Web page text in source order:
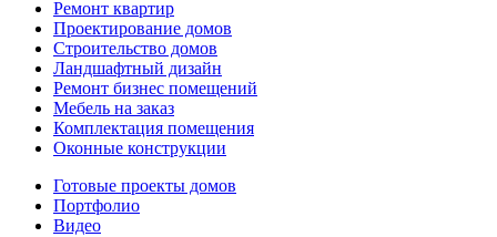
Ремонт квартир
Проектирование домов
Строительство домов
Ландшафтный дизайн
Ремонт бизнес помещений
Мебель на заказ
Комплектация помещения
Оконные конструкции
Готовые проекты домов
Портфолио
Видео